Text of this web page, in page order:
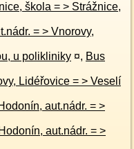
> Vnorovy,
u polikliniky ¤, Bus
aut.nádr. = >
aut.nádr. = >